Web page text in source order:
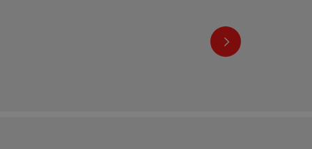
nächstes Element